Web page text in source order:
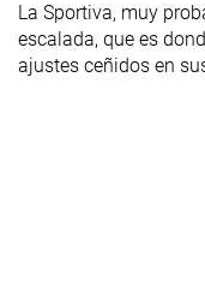
La Sportiva, muy
escalada, que es
ajustes ceñidos en